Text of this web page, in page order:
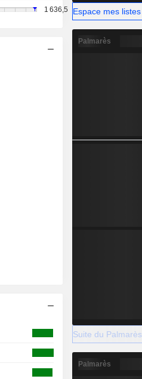
1 636,5 Espace mes listes
Palmarès
Suite du Palmarès
Palmarès